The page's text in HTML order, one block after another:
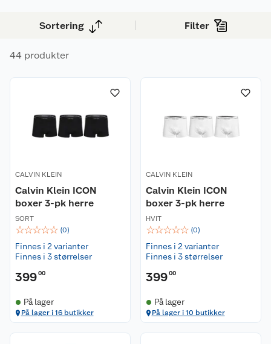
Sortering Filter
44 produkter
CALVIN KLEIN
Calvin Klein ICON
boxer 3-pk herre
SORT
☆☆☆☆☆ (0)
Finnes i 2 varianter
Finnes i 3 størrelser
39900
På lager
På lager i 16 butikker
CALVIN KLEIN
Calvin Klein ICON
boxer 3-pk herre
HVIT
☆☆☆☆☆ (0)
Finnes i 2 varianter
Finnes i 3 størrelser
39900
På lager
På lager i 10 butikker